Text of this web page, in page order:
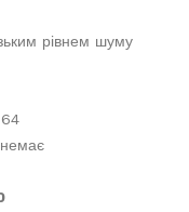
рівнем шуму